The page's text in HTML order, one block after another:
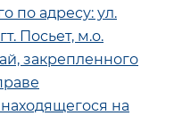
по адресу: ул.
Посьет, м.о.
закрепленного
на